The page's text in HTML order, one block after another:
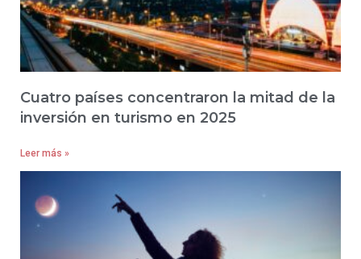
Cuatro países concentraron la mitad de la
inversión en turismo en 2025
Leer más »